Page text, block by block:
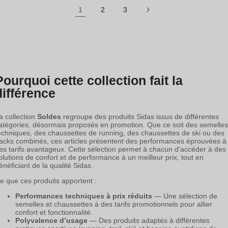
1 2 3
cette collection fait la
collection Soldes regroupe des produits Sidas issus de différentes
désormais proposés en promotion. Que ce soit des semelles
des chaussettes de running, des chaussettes de ski ou des
combinés, ces articles présentent des performances éprouvées à
tarifs avantageux. Cette sélection permet à chacun d’accéder à des
de confort et de performance à un meilleur prix, tout en
de la qualité Sidas.
que ces produits apportent :
Performances techniques à prix réduits — Une sélection de
semelles et chaussettes à des tarifs promotionnels pour allier
confort et fonctionnalité.
Polyvalence d’usage — Des produits adaptés à différentes